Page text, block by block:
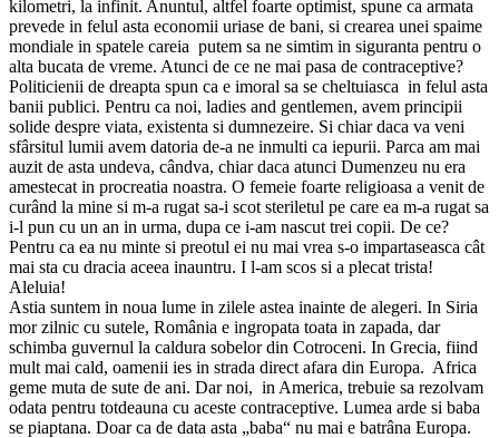
kilometri, la infinit. Anuntul, altfel foarte optimist, spune ca armata
prevede in felul asta economii uriase de bani, si crearea unei spaime
mondiale in spatele careia putem sa ne simtim in siguranta pentru o
alta bucata de vreme. Atunci de ce ne mai pasa de contraceptive?
Politicienii de dreapta spun ca e imoral sa se cheltuiasca in felul asta
banii publici. Pentru ca noi, ladies and gentlemen, avem principii
solide despre viata, existenta si dumnezeire. Si chiar daca va veni
sfârsitul lumii avem datoria de-a ne inmulti ca iepurii. Parca am mai
auzit de asta undeva, cândva, chiar daca atunci Dumenzeu nu era
amestecat in procreatia noastra. O femeie foarte religioasa a venit de
curând la mine si m-a rugat sa-i scot steriletul pe care ea m-a rugat sa
i-l pun cu un an in urma, dupa ce i-am nascut trei copii. De ce?
Pentru ca ea nu minte si preotul ei nu mai vrea s-o impartaseasca cât
mai sta cu dracia aceea inauntru. I l-am scos si a plecat trista!
Aleluia!
Astia suntem in noua lume in zilele astea inainte de alegeri. In Siria
mor zilnic cu sutele, România e ingropata toata in zapada, dar
schimba guvernul la caldura sobelor din Cotroceni. In Grecia, fiind
mult mai cald, oamenii ies in strada direct afara din Europa. Africa
geme muta de sute de ani. Dar noi, in America, trebuie sa rezolvam
odata pentru totdeauna cu aceste contraceptive. Lumea arde si baba
se piaptana. Doar ca de data asta „baba“ nu mai e batrâna Europa.